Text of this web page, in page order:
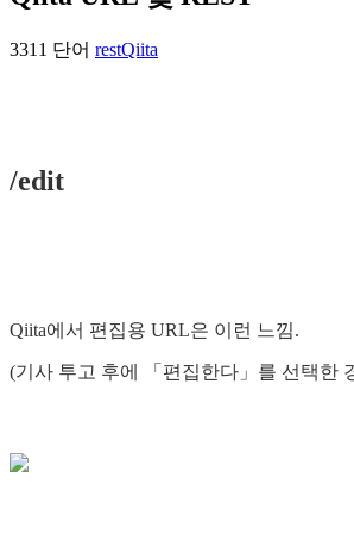
3311 단어 restQiita
/edit
Qiita에서 편집용 URL은 이런 느낌.
(기사 투고 후에 「편집한다」를 선택한